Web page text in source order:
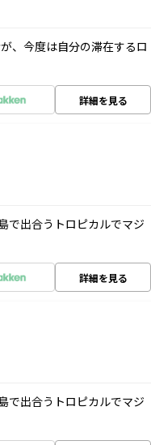
、今度は自分の滞在するロ
詳細を見る
で出合うトロピカルでマジ
詳細を見る
で出合うトロピカルでマジ